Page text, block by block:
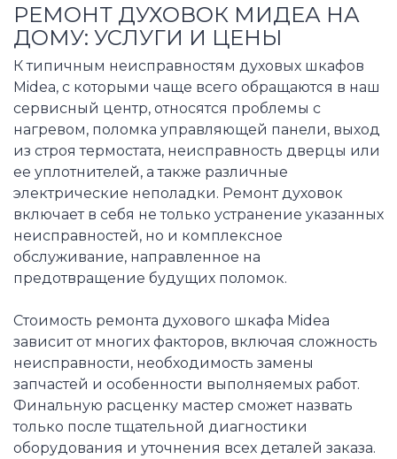
РЕМОНТ ДУХОВОК МИДЕА НА
ДОМУ: УСЛУГИ И ЦЕНЫ
К типичным неисправностям духовых шкафов
Midea, с которыми чаще всего обращаются в наш
сервисный центр, относятся проблемы с
нагревом, поломка управляющей панели, выход
из строя термостата, неисправность дверцы или
ее уплотнителей, а также различные
электрические неполадки. Ремонт духовок
включает в себя не только устранение указанных
неисправностей, но и комплексное
обслуживание, направленное на
предотвращение будущих поломок.
Стоимость ремонта духового шкафа Midea
зависит от многих факторов, включая сложность
неисправности, необходимость замены
запчастей и особенности выполняемых работ.
Финальную расценку мастер сможет назвать
только после тщательной диагностики
оборудования и уточнения всех деталей заказа.